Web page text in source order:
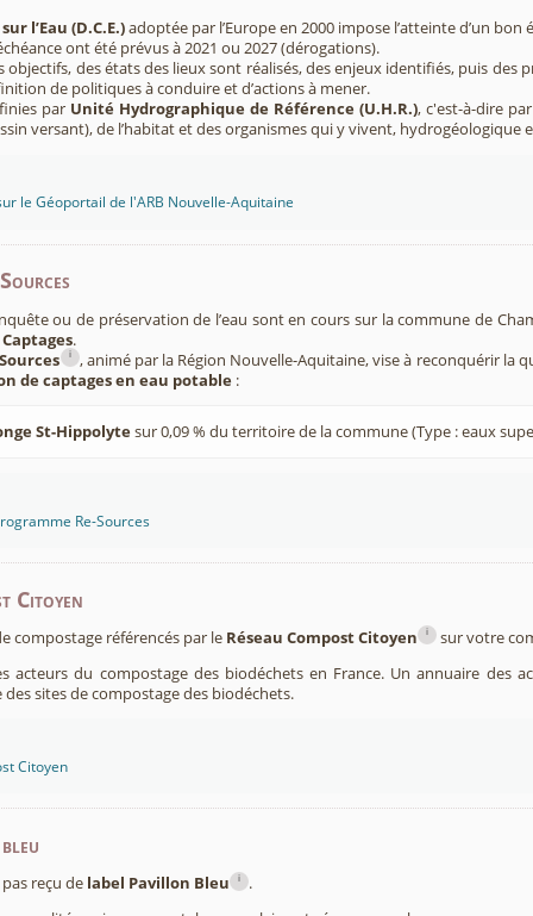
l’Eau (D.C.E.)adoptée par l’Europe en 2000 impose l’atteinte d’un
ont été prévus à 2021 ou 2027 (dérogations).
objectifs, des états des lieux sont réalisés, des enjeux identifiés, puis des
de politiques à conduire et d’actions à mener.
par Unité Hydrographique de Référence (U.H.R.), c'est-à-dire
versant), de l’habitat et des organismes qui y vivent, hydrogéologique
le Géoportail de l'ARB Nouvelle-Aquitaine
ou de préservation de l’eau sont en cours sur la commune de
.
i
, animé par la Région Nouvelle-Aquitaine, vise à reconquérir la
de captages en eau potable:
St-Hippolytesur 0,09 % du territoire de la commune (Type : eaux
Re-Sources
Citoyen
compostage référencés par le Réseau Compost Citoyen i
sur votre
acteurs du compostage des biodéchets en France. Un annuaire des
sites de compostage des biodéchets.
Citoyen
reçu de label Pavillon Bleu i
.